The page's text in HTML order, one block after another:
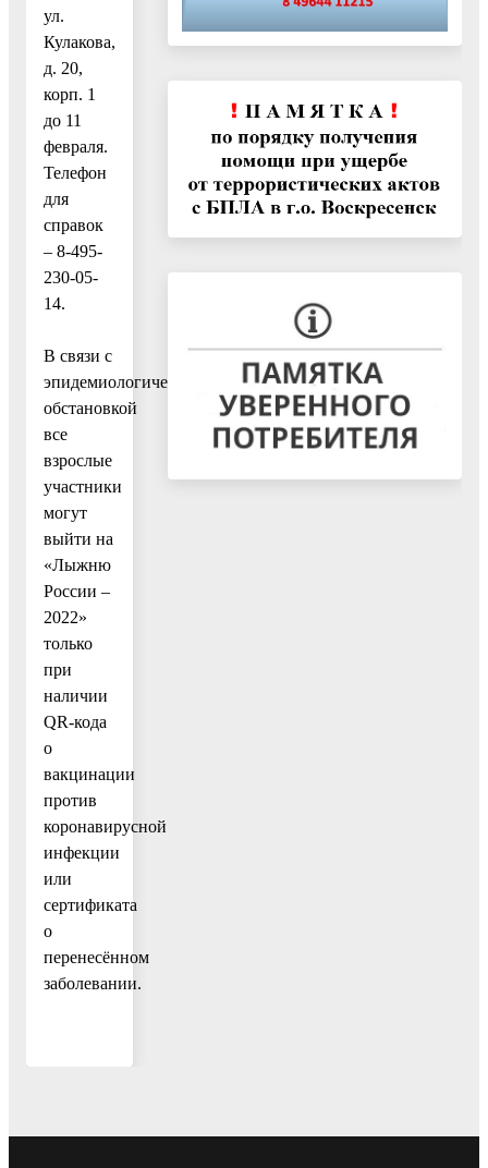
ул.
Кулакова,
д. 20,
корп. 1
до 11
февраля.
Телефон
для
справок
– 8-495-
230-05-
14.
В связи с
эпидемиологической
обстановкой
все
взрослые
участники
могут
выйти на
«Лыжню
России –
2022»
только
при
наличии
QR-кода
о
вакцинации
против
коронавирусной
инфекции
или
сертификата
о
перенесённом
заболевании.